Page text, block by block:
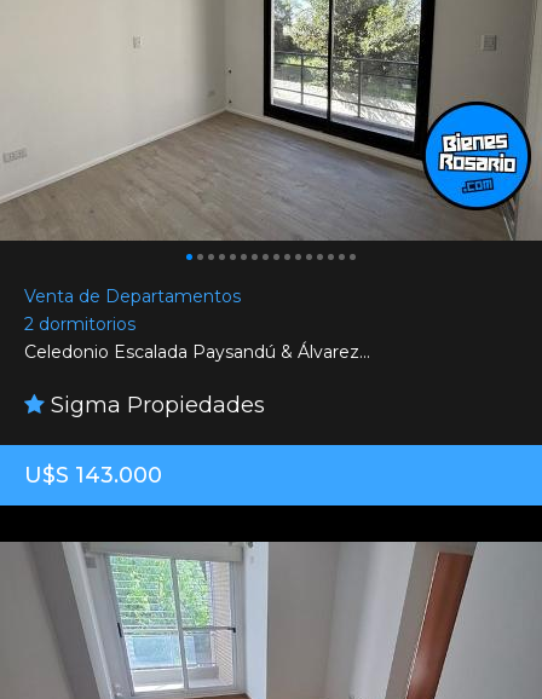
Venta de Departamentos
2 dormitorios
Celedonio Escalada Paysandú & Álvarez...
Sigma Propiedades
U$S 143.000